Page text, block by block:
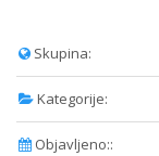
Skupina:
Kategorije:
Objavljeno::